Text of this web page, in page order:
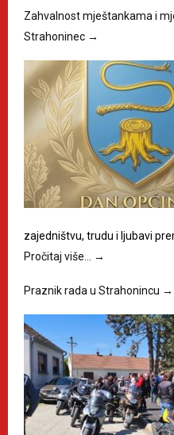
Zahvalnost mještankama i
Strahoninec →
zajedništvu, trudu i ljubavi
Pročitaj više…
→
Praznik rada u Strahonincu →